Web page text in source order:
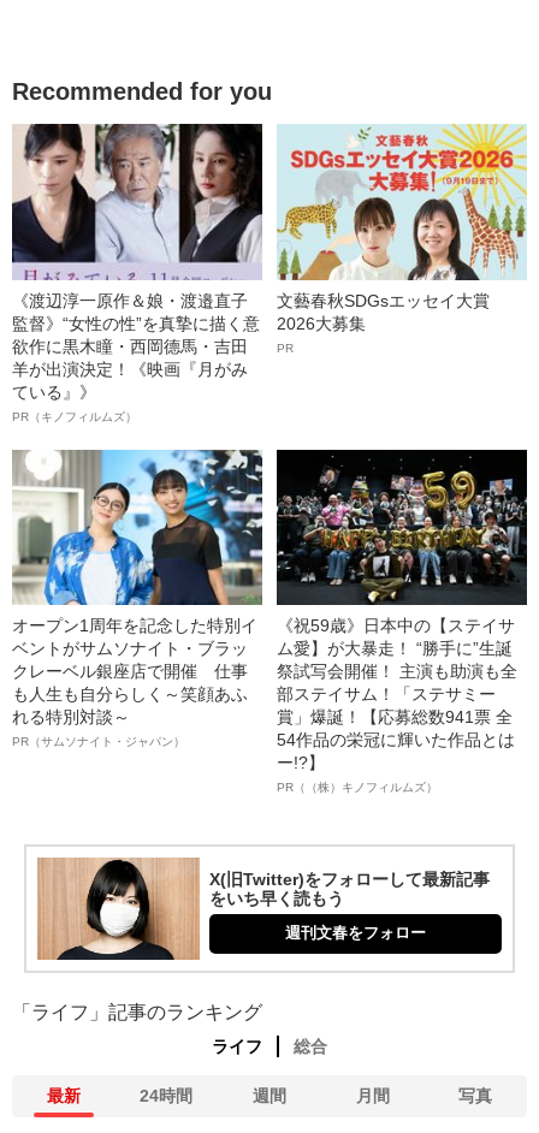
Recommended for you
《渡辺淳一原作＆娘・渡邉直子
監督》“女性の性”を真摯に描く意
欲作に黒木瞳・西岡德馬・吉田
羊が出演決定！《映画『月がみ
ている』》
PR（キノフィルムズ）
文藝春秋SDGsエッセイ大賞
2026大募集
PR
オープン1周年を記念した特別イ
ベントがサムソナイト・ブラッ
クレーベル銀座店で開催 仕事
も人生も自分らしく～笑顔あふ
れる特別対談～
PR（サムソナイト・ジャパン）
《祝59歳》日本中の【ステイサ
ム愛】が大暴走！ “勝手に”生誕
祭試写会開催！ 主演も助演も全
部ステイサム！「ステサミー
賞」爆誕！【応募総数941票 全
54作品の栄冠に輝いた作品とは
ー!?】
PR（（株）キノフィルムズ）
X(旧Twitter)をフォローして最新記事
をいち早く読もう
週刊文春をフォロー
「ライフ」記事のランキング
ライフ 総合
最新 24時間 週間 月間 写真